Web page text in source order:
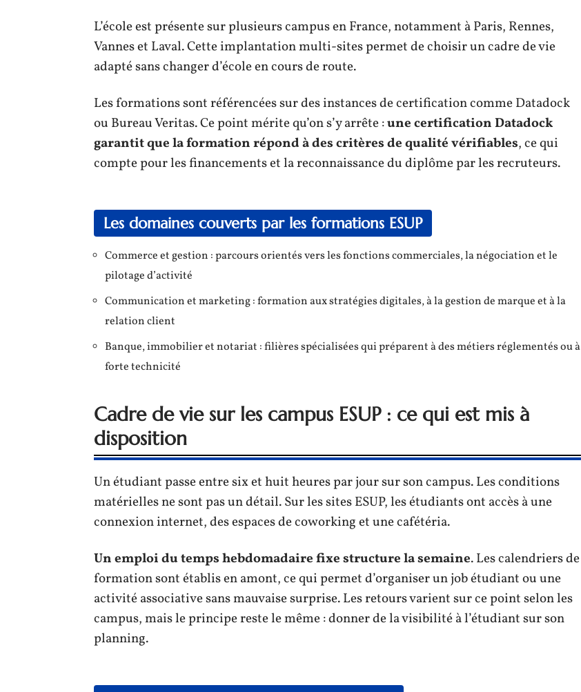
L’école est présente sur plusieurs campus en France, notamment à Paris, Rennes,
Vannes et Laval. Cette implantation multi-sites permet de choisir un cadre de vie
adapté sans changer d’école en cours de route.
Les formations sont référencées sur des instances de certification comme Datadock
ou Bureau Veritas. Ce point mérite qu’on s’y arrête :une certification Datadock
garantit que la formation répond à des critères de qualité vérifiables, ce qui
compte pour les financements et la reconnaissance du diplôme par les recruteurs.
Les domaines couverts par les formations ESUP
Commerce et gestion : parcours orientés vers les fonctions commerciales, la négociation et le
pilotage d’activité
Communication et marketing : formation aux stratégies digitales, à la gestion de marque et à la
relation client
Banque, immobilier et notariat : filières spécialisées qui préparent à des métiers réglementés ou à
forte technicité
Cadre de vie sur les campus ESUP : ce qui est mis à
disposition
Un étudiant passe entre six et huit heures par jour sur son campus. Les conditions
matérielles ne sont pas un détail. Sur les sites ESUP, les étudiants ont accès à une
connexion internet, des espaces de coworking et une cafétéria.
Un emploi du temps hebdomadaire fixe structure la semaine. Les calendriers de
formation sont établis en amont, ce qui permet d’organiser un job étudiant ou une
activité associative sans mauvaise surprise. Les retours varient sur ce point selon les
campus, mais le principe reste le même : donner de la visibilité à l’étudiant sur son
planning.